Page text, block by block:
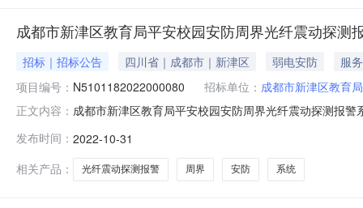
成都市新津区教育局平安校园安防周界光纤震动探测
招标｜招标公告 四川省｜成都市｜新津区 弱电安防
服务
项目编号： N5101182022000080 招标单位： 成都市新津区教育局
正文内容： 成都市新津区教育局平安校园安防周界光纤震动探测报
动探测报警系统采购项目五、合同主体采购人(甲方)：
发布时间： 2022-10-31
相关产品：
光纤震动探测报警 周界 安防 系统